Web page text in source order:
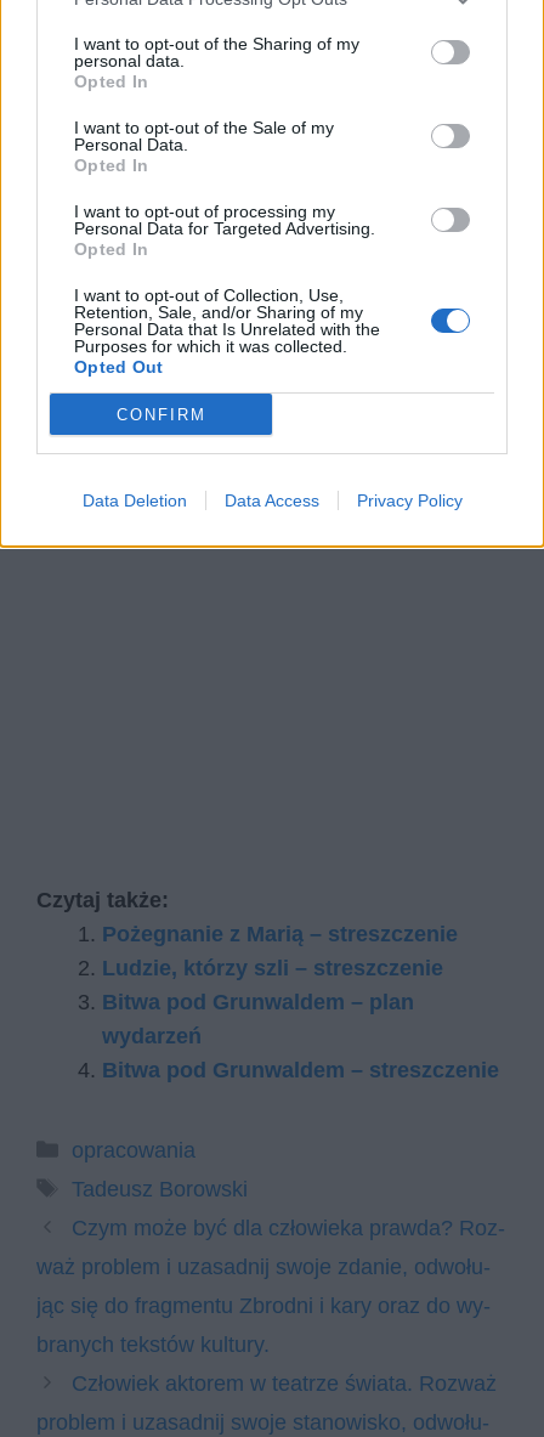
I want to opt-out of the Sharing of my
personal data.
Opted In
I want to opt-out of the Sale of my
Personal Data.
Opted In
I want to opt-out of processing my
Personal Data for Targeted Advertising.
Opted In
I want to opt-out of Collection, Use,
Retention, Sale, and/or Sharing of my
Personal Data that Is Unrelated with the
Purposes for which it was collected.
Opted Out
CONFIRM
Data Deletion Data Access Privacy Policy
siłę zmieniania nie tylko losów pojedynczych
ludzi, ale też całych społeczeństw czy narodów.
muzyki, miłość do której łączy dziś ludzi
absolutnie niezależnie od ich pochodzenia,
wieku, narodowości, rasy, płci, wyznania czy
poglądów politycznych. Oby świat szedł już tylko
Czytaj także:
Pożegnanie z Marią – streszczenie
Ludzie, którzy szli – streszczenie
Bitwa pod Grunwaldem – plan
wydarzeń
Bitwa pod Grunwaldem – streszczenie
Kategorie
opracowania
Tagi
Tadeusz Borowski
Czym może być dla czło­wie­ka praw­da? Roz­
waż pro­blem i uza­sad­nij swo­je zda­nie, od­wo­łu­
jąc się do frag­men­tu Zbrodni i kary oraz do wy­
bra­nych tek­stów kul­tu­ry.
Czło­wiek ak­to­rem w te­atrze świa­ta. Roz­waż
pro­blem i uza­sad­nij swo­je sta­no­wi­sko, od­wo­łu­